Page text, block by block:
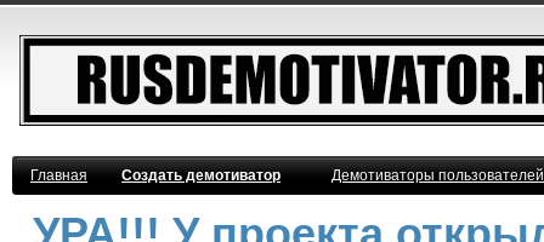
Главная Создать демотиватор Демотиваторы